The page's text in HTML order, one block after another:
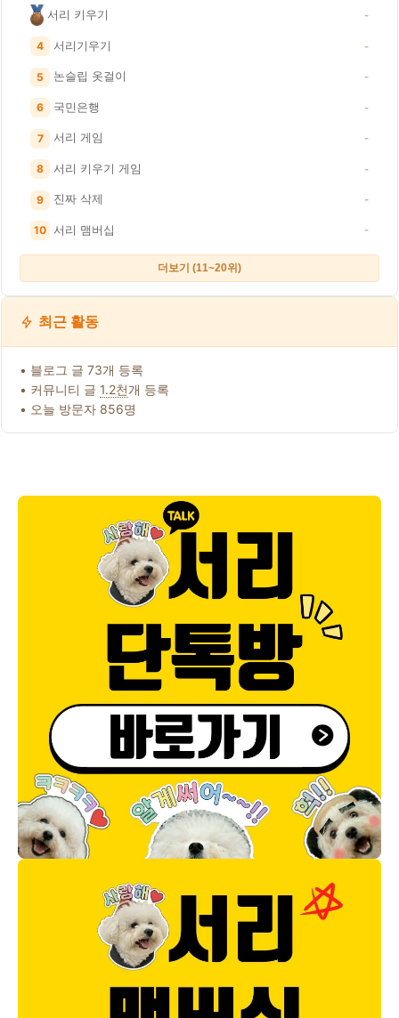
서리 키우기 -
4 서리기우기 -
5 논슬립 옷걸이 -
6 국민은행 -
7 서리 게임 -
8 서리 키우기 게임 -
9 진짜 삭제 -
10 서리 맴버십 -
더보기 (11~20위)
최근 활동
• 블로그 글 73개 등록
• 커뮤니티 글 1.2천개 등록
• 오늘 방문자 856명